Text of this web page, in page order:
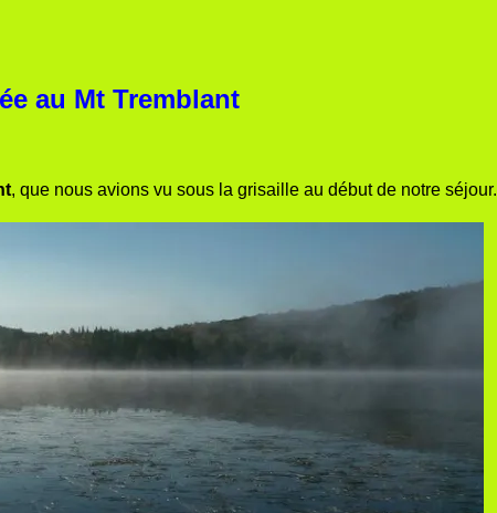
au Mt Tremblant
, que nous avions vu sous la grisaille au début de notre séjour.